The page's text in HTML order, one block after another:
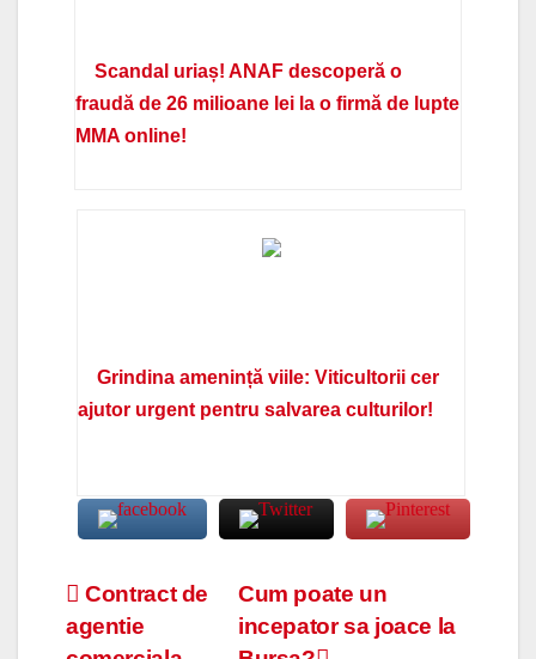
Scandal uriaș! ANAF descoperă o
fraudă de 26 milioane lei la o firmă de lupte
MMA online!
Grindina amenință viile: Viticultorii cer
ajutor urgent pentru salvarea culturilor!
Navigare
în
Cum poate un
incepator sa joace la
Contract de
agentie